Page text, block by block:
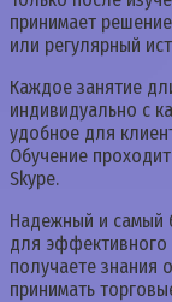
принимает
или регулярный
Каждое занятие
индивидуально с
удобное для
Обучение
Skype.
Надежный и самый
для эффективного
получаете знания
принимать